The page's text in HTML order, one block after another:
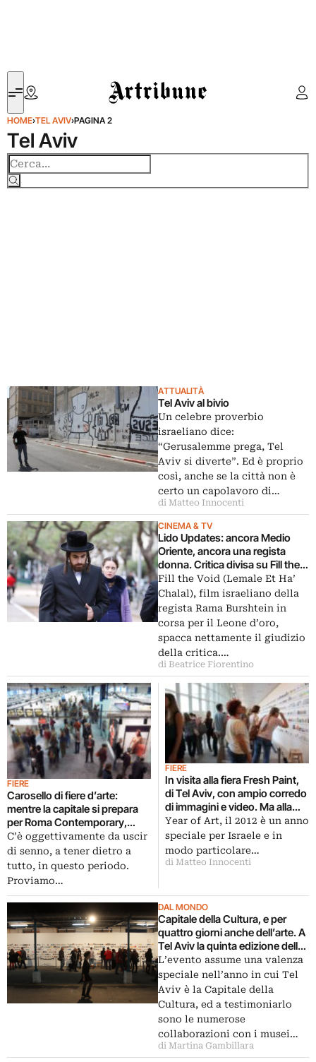
Artribune
HOME›TEL AVIV›PAGINA 2
Tel Aviv
ATTUALITÀ
Tel Aviv al bivio
Un celebre proverbio
israeliano dice:
“Gerusalemme prega, Tel
Aviv si diverte”. Ed è proprio
così, anche se la città non è
certo un capolavoro di…
di Matteo Innocenti
CINEMA & TV
Lido Updates: ancora Medio
Oriente, ancora una regista
donna. Critica divisa su Fill the
Void, dell’israeliana Rama
Burshtein, in corsa per il Leone
d’oro. Ne vediamo un clip…
Fill the Void (Lemale Et Ha’
Chalal), film israeliano della
regista Rama Burshtein in
corsa per il Leone d’oro,
spacca nettamente il giudizio
della critica.…
di Beatrice Fiorentino
FIERE
Carosello di fiere d’arte:
mentre la capitale si prepara
per Roma Contemporary,
Barcellona risponde con la
quinta edizione di Swab. E con
sette gallerie italiane…
C’è oggettivamente da uscir
di senno, a tener dietro a
tutto, in questo periodo.
Proviamo…
FIERE
In visita alla fiera Fresh Paint,
di Tel Aviv, con ampio corredo
di immagini e video. Ma alla
fine una domanda si impone:
qual è l’identità dell’artista
israeliano?
Year of Art, il 2012 è un anno
speciale per Israele e in
modo particolare…
di Matteo Innocenti
DAL MONDO
Capitale della Cultura, e per
quattro giorni anche dell’arte. A
Tel Aviv la quinta edizione della
fiera Fresh Paint. Ma che senso
ha, se presenta solo gallerie
israeliane?
L’evento assume una valenza
speciale nell’anno in cui Tel
Aviv è la Capitale della
Cultura, ed a testimoniarlo
sono le numerose
collaborazioni con i musei…
di Martina Gambillara